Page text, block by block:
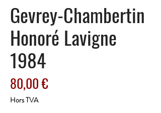
Gevrey-Chambertin
Honoré Lavigne
1984
80,00 €Prix
Hors TVA